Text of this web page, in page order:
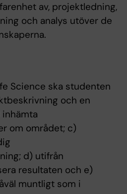
av, projektledning,
och analys utöver de
Science ska studenten
och en
om området; c)
d) utifrån
resultaten och e)
muntligt som i